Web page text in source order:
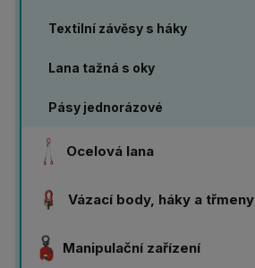
Textilní závěsy s háky
Lana tažná s oky
Pásy jednorázové
Ocelová lana
Vázací body, háky a třmeny
Manipulační zařízení